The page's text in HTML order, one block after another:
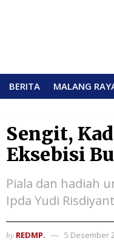
BERITA MALANG
Sengit,
Eksebisi
Piala dan hadiah
Ipda Yudi
by REDMP. 5 Desember